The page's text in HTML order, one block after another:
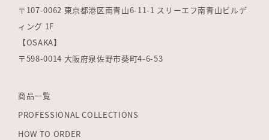
〒107-0062 東京都港区南青山6-11-1 スリーエフ南青山ビルデ
ィング 1F
【OSAKA】
〒598-0014 大阪府泉佐野市葵町4-6-53
商品一覧
PROFESSIONAL COLLECTIONS
HOW TO ORDER